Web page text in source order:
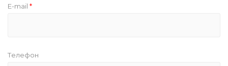
E-mail *
Tелефон